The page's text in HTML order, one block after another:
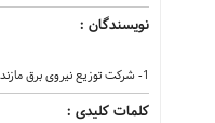
نویسندگان :
1- شرکت توزیع نیروی برق مازندران
کلمات کلیدی :